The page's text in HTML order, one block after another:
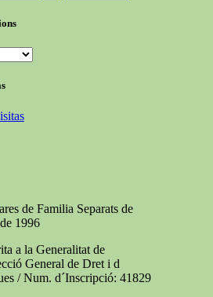
de Familia Separats de
1996
a la Generalitat de
General de Dret i d
/ Num. d´Inscripció: 41829